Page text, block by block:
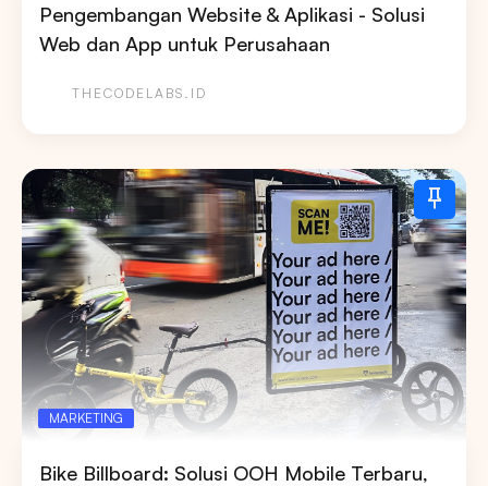
Pengembangan Website & Aplikasi - Solusi
Web dan App untuk Perusahaan
THECODELABS.ID
MARKETING
Bike Billboard: Solusi OOH Mobile Terbaru,